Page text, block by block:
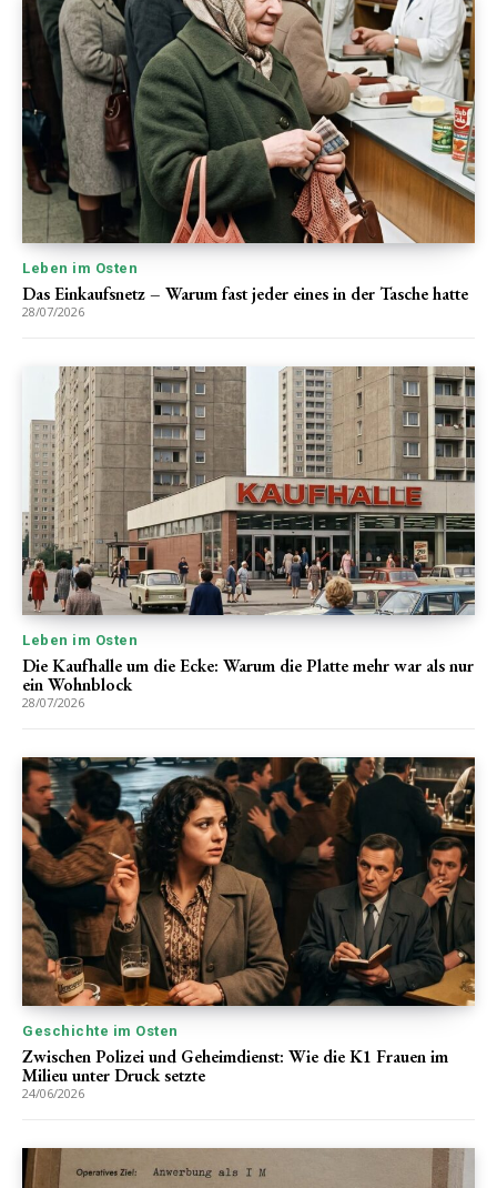
Leben im Osten
Das Einkaufsnetz – Warum fast jeder eines in der Tasche hatte
28/07/2026
Leben im Osten
Die Kaufhalle um die Ecke: Warum die Platte mehr war als nur
ein Wohnblock
28/07/2026
Geschichte im Osten
Zwischen Polizei und Geheimdienst: Wie die K1 Frauen im
Milieu unter Druck setzte
24/06/2026